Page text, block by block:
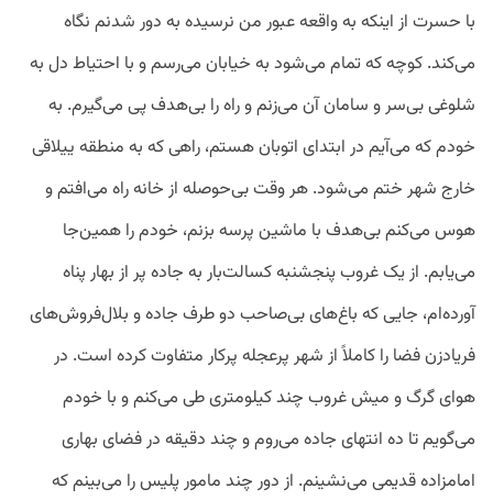
با حسرت از اینکه به واقعه عبور من نرسیده به دور شدنم نگاه
می‌کند. کوچه که تمام می‌شود به خیابان می‌رسم و با احتیاط دل به
شلوغی بی‌سر و سامان آن می‌زنم و راه را بی‌هدف پی ‌می‌گیرم. به
خودم که می‌آیم در ابتدای اتوبان هستم، راهی که به منطقه ییلاقی
خارج شهر ختم می‌شود. هر وقت بی‌حوصله از خانه راه می‌افتم و
هوس می‌کنم بی‌هدف با ماشین پرسه بزنم، خودم را همین‌جا
می‌یابم. از یک غروب پنجشنبه کسالت‌بار به جاده پر از بهار پناه
آورده‌ام، جایی که باغ‌های بی‌صاحب دو طرف جاده و بلال‌فروش‌های
فریادزن فضا را کاملاً از شهر پرعجله پرکار متفاوت کرده‌ است. در
هوای گرگ و میش غروب چند کیلومتری طی می‌کنم و با خودم
می‌گویم تا ده انتهای جاده می‌روم و چند دقیقه در فضای بهاری
امامزاده قدیمی می‌نشینم. از دور چند مامور پلیس را می‌بینم که